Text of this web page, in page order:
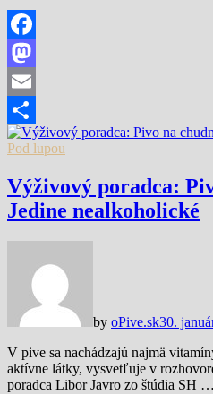
Facebook
Mastodon
Email
Share
Pod lupou
Výživový poradca:
Jedine nealkoholické
by oPive.sk30.
V pive sa nachádzajú najmä
aktívne látky, vysvetľuje v
poradca Libor Javro zo štúdia SH …